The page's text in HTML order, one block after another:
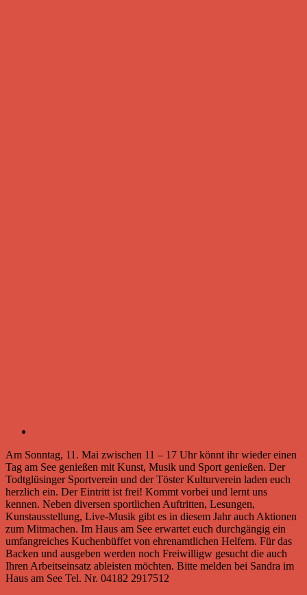
Am Sonntag, 11. Mai zwischen 11 – 17 Uhr könnt ihr wieder einen
Tag am See genießen mit Kunst, Musik und Sport genießen. Der
Todtglüsinger Sportverein und der Töster Kulturverein laden euch
herzlich ein. Der Eintritt ist frei! Kommt vorbei und lernt uns
kennen. Neben diversen sportlichen Auftritten, Lesungen,
Kunstausstellung, Live-Musik gibt es in diesem Jahr auch Aktionen
zum Mitmachen. Im Haus am See erwartet euch durchgängig ein
umfangreiches Kuchenbüffet von ehrenamtlichen Helfern. Für das
Backen und ausgeben werden noch Freiwilligw gesucht die auch
Ihren Arbeitseinsatz ableisten möchten. Bitte melden bei Sandra im
Haus am See Tel. Nr. 04182 2917512